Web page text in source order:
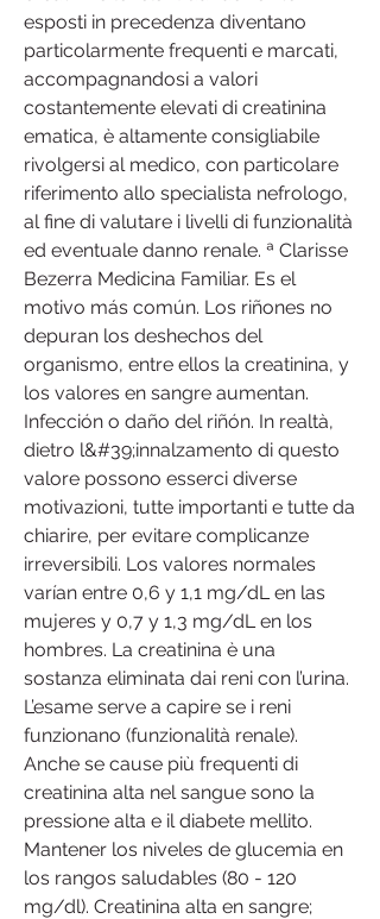
esposti in precedenza diventano
particolarmente frequenti e marcati,
accompagnandosi a valori
costantemente elevati di creatinina
ematica, è altamente consigliabile
rivolgersi al medico, con particolare
riferimento allo specialista nefrologo,
al fine di valutare i livelli di funzionalità
ed eventuale danno renale. ª Clarisse
Bezerra Medicina Familiar. Es el
motivo más común. Los riñones no
depuran los deshechos del
organismo, entre ellos la creatinina, y
los valores en sangre aumentan.
Infección o daño del riñón. In realtà,
dietro l&#39;innalzamento di questo
valore possono esserci diverse
motivazioni, tutte importanti e tutte da
chiarire, per evitare complicanze
irreversibili. Los valores normales
varían entre 0,6 y 1,1 mg/dL en las
mujeres y 0,7 y 1,3 mg/dL en los
hombres. La creatinina è una
sostanza eliminata dai reni con l’urina.
L’esame serve a capire se i reni
funzionano (funzionalità renale).
Anche se cause più frequenti di
creatinina alta nel sangue sono la
pressione alta e il diabete mellito.
Mantener los niveles de glucemia en
los rangos saludables (80 - 120
mg/dl). Creatinina alta en sangre;